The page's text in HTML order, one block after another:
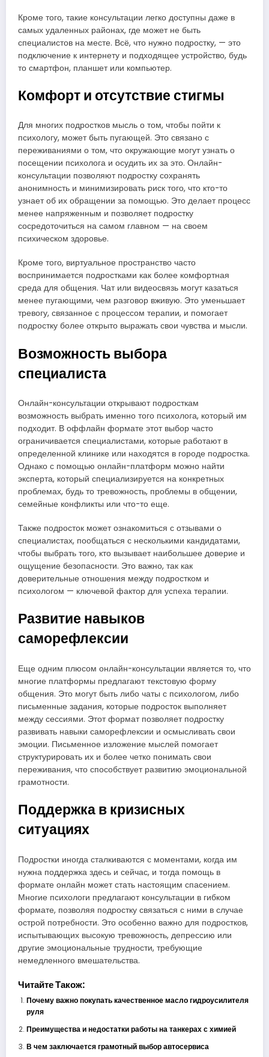
Кроме того, такие консультации легко доступны даже в
самых удаленных районах, где может не быть
специалистов на месте. Всё, что нужно подростку, — это
подключение к интернету и подходящее устройство, будь
то смартфон, планшет или компьютер.
Комфорт и отсутствие стигмы
Для многих подростков мысль о том, чтобы пойти к
психологу, может быть пугающей. Это связано с
переживаниями о том, что окружающие могут узнать о
посещении психолога и осудить их за это. Онлайн-
консультации позволяют подростку сохранять
анонимность и минимизировать риск того, что кто-то
узнает об их обращении за помощью. Это делает процесс
менее напряженным и позволяет подростку
сосредоточиться на самом главном — на своем
психическом здоровье.
Кроме того, виртуальное пространство часто
воспринимается подростками как более комфортная
среда для общения. Чат или видеосвязь могут казаться
менее пугающими, чем разговор вживую. Это уменьшает
тревогу, связанное с процессом терапии, и помогает
подростку более открыто выражать свои чувства и мысли.
Возможность выбора
специалиста
Онлайн-консультации открывают подросткам
возможность выбрать именно того психолога, который им
подходит. В оффлайн формате этот выбор часто
ограничивается специалистами, которые работают в
определенной клинике или находятся в городе подростка.
Однако с помощью онлайн-платформ можно найти
эксперта, который специализируется на конкретных
проблемах, будь то тревожность, проблемы в общении,
семейные конфликты или что-то еще.
Также подросток может ознакомиться с отзывами о
специалистах, пообщаться с несколькими кандидатами,
чтобы выбрать того, кто вызывает наибольшее доверие и
ощущение безопасности. Это важно, так как
доверительные отношения между подростком и
психологом — ключевой фактор для успеха терапии.
Развитие навыков
саморефлексии
Еще одним плюсом онлайн-консультации является то, что
многие платформы предлагают текстовую форму
общения. Это могут быть либо чаты с психологом, либо
письменные задания, которые подросток выполняет
между сессиями. Этот формат позволяет подростку
развивать навыки саморефлексии и осмысливать свои
эмоции. Письменное изложение мыслей помогает
структурировать их и более четко понимать свои
переживания, что способствует развитию эмоциональной
грамотности.
Поддержка в кризисных
ситуациях
Подростки иногда сталкиваются с моментами, когда им
нужна поддержка здесь и сейчас, и тогда помощь в
формате онлайн может стать настоящим спасением.
Многие психологи предлагают консультации в гибком
формате, позволяя подростку связаться с ними в случае
острой потребности. Это особенно важно для подростков,
испытывающих высокую тревожность, депрессию или
другие эмоциональные трудности, требующие
немедленного вмешательства.
Читайте Також:
Почему важно покупать качественное масло гидроусилителя
руля
Преимущества и недостатки работы на танкерах с химией
В чем заключается грамотный выбор автосервиса